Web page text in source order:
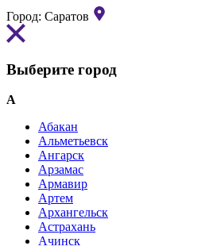
Город: Саратов
Выберите город
А
Абакан
Альметьевск
Ангарск
Арзамас
Армавир
Артем
Архангельск
Астрахань
Ачинск